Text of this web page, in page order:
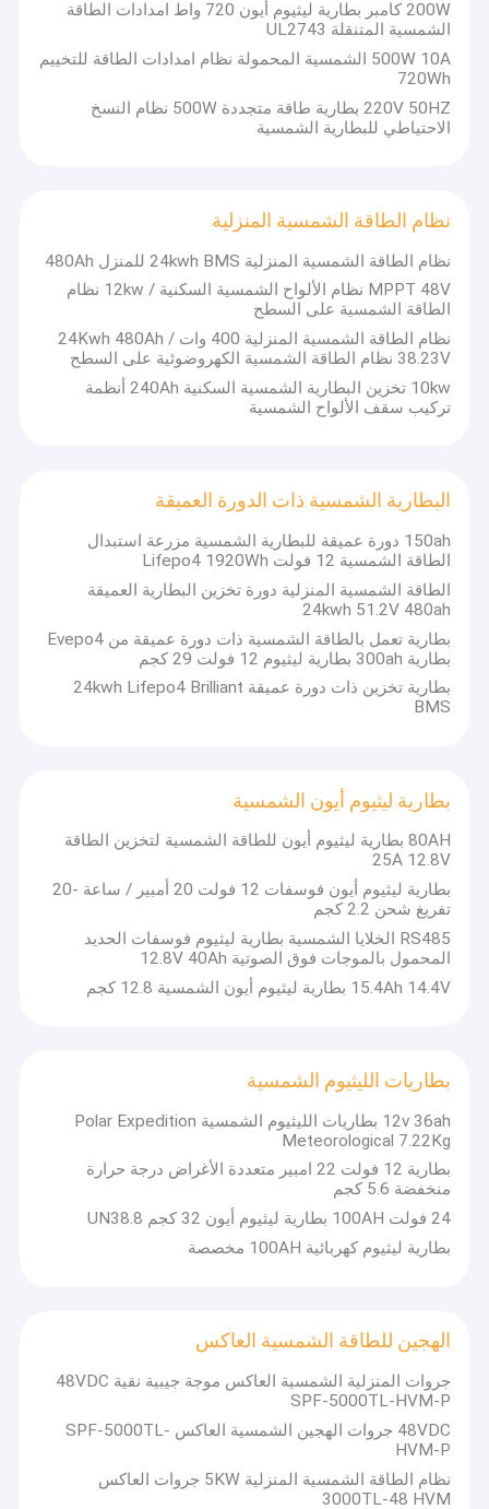
منزل
المنتجات
حول بنا
200W كامبر بطارية ليثيوم أيون 720 واط امدادات الطاقة
الشمسية المتنقلة UL2743
500W 10A الشمسية المحمولة نظام امدادات الطاقة للتخييم
720Wh
220V 50HZ بطارية طاقة متجددة 500W نظام النسخ
الاحتياطي للبطارية الشمسية
نظام الطاقة الشمسية المنزلية
نظام الطاقة الشمسية المنزلية 24kwh BMS للمنزل 480Ah
MPPT 48V نظام الألواح الشمسية السكنية / 12kw نظام
الطاقة الشمسية على السطح
نظام الطاقة الشمسية المنزلية 400 وات / 24Kwh 480Ah
38.23V نظام الطاقة الشمسية الكهروضوئية على السطح
10kw تخزين البطارية الشمسية السكنية 240Ah أنظمة
تركيب سقف الألواح الشمسية
البطارية الشمسية ذات الدورة العميقة
150ah دورة عميقة للبطارية الشمسية مزرعة استبدال
الطاقة الشمسية 12 فولت Lifepo4 1920Wh
الطاقة الشمسية المنزلية دورة تخزين البطارية العميقة
24kwh 51.2V 480ah
بطارية تعمل بالطاقة الشمسية ذات دورة عميقة من Evepo4
بطارية 300ah بطارية ليثيوم 12 فولت 29 كجم
بطارية تخزين ذات دورة عميقة 24kwh Lifepo4 Brilliant
BMS
بطارية ليثيوم أيون الشمسية
80AH بطارية ليثيوم أيون للطاقة الشمسية لتخزين الطاقة
25A 12.8V
بطارية ليثيوم أيون فوسفات 12 فولت 20 أمبير / ساعة -20
تفريغ شحن 2.2 كجم
RS485 الخلايا الشمسية بطارية ليثيوم فوسفات الحديد
المحمول بالموجات فوق الصوتية 12.8V 40Ah
15.4Ah 14.4V بطارية ليثيوم أيون الشمسية 12.8 كجم
بطاريات الليثيوم الشمسية
12v 36ah بطاريات الليثيوم الشمسية Polar Expedition
Meteorological 7.22Kg
بطارية 12 فولت 22 امبير متعددة الأغراض درجة حرارة
منخفضة 5.6 كجم
24 فولت 100AH ​​بطارية ليثيوم أيون 32 كجم UN38.8
بطارية ليثيوم كهربائية 100AH ​​مخصصة
الهجين للطاقة الشمسية العاكس
جروات المنزلية الشمسية العاكس موجة جيبية نقية 48VDC
SPF-5000TL-HVM-P
48VDC جروات الهجين الشمسية العاكس SPF-5000TL-
HVM-P
نظام الطاقة الشمسية المنزلية 5KW جروات العاكس
3000TL-48 HVM
الإنترنت الصناعي لسنوات عديدة ، ولديها خبرة غنية في نظام إنترنت
الأشياء والبحث والتطوير في البرامج وتطبيقات البيانات الضخمة.
تلتزم تقنية Langic بروح الاحتراف والابتكار والريادة لبناء منصة إنترنت
الأشياء للطاقة الجديدة - Powerwell ، محطة مبيعات 4S للطاقة الجديدة -